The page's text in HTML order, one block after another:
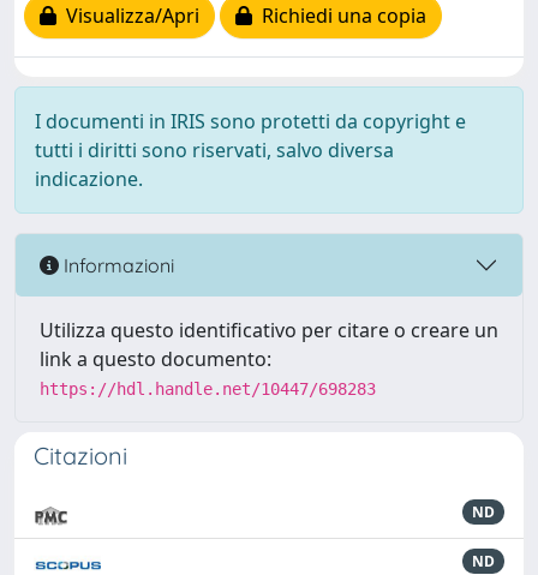
Visualizza/Apri
Richiedi una copia
I documenti in IRIS sono protetti da copyright e
tutti i diritti sono riservati, salvo diversa
indicazione.
Informazioni
Utilizza questo identificativo per citare o creare un
link a questo documento:
https://hdl.handle.net/10447/698283
Citazioni
ND
ND